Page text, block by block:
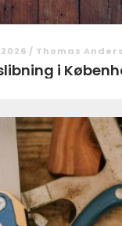
/ Thomas
i